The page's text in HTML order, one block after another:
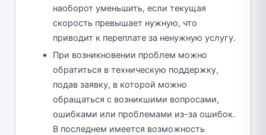
наоборот уменьшить, если текущая
скорость превышает нужную, что
приводит к переплате за ненужную услугу.
При возникновении проблем можно
обратиться в техническую поддержку,
подав заявку, в которой можно
обращаться с возникшими вопросами,
ошибками или проблемами из-за ошибок.
В последнем имеется возможность